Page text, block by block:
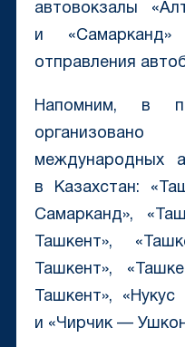
автовокзалы
и «Самарканд»
отправления
Напомним, в
международных
в Казахстан:
Самарканд»,
Ташкент»,
Ташкент»,
Ташкент»,
и «Чирчик —